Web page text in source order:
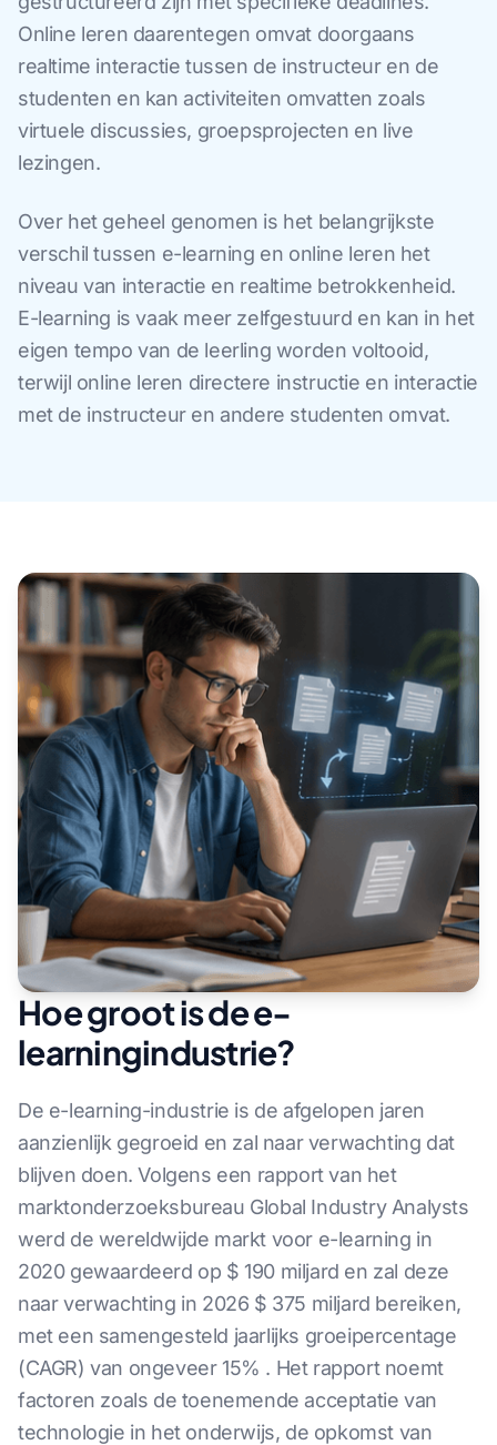
Online leren daarentegen omvat doorgaans
realtime interactie tussen de instructeur en de
studenten en kan activiteiten omvatten zoals
virtuele discussies, groepsprojecten en live
lezingen.
Over het geheel genomen is het belangrijkste
verschil tussen e-learning en online leren het
niveau van interactie en realtime betrokkenheid.
E-learning is vaak meer zelfgestuurd en kan in het
eigen tempo van de leerling worden voltooid,
terwijl online leren directere instructie en interactie
met de instructeur en andere studenten omvat.
Hoe groot is de e-
learningindustrie?
De e-learning-industrie is de afgelopen jaren
aanzienlijk gegroeid en zal naar verwachting dat
blijven doen. Volgens een rapport van het
marktonderzoeksbureau Global Industry Analysts
werd de wereldwijde markt voor e-learning in
2020 gewaardeerd op $ 190 miljard en zal deze
naar verwachting in 2026 $ 375 miljard bereiken,
met een samengesteld jaarlijks groeipercentage
(CAGR) van ongeveer 15% . Het rapport noemt
factoren zoals de toenemende acceptatie van
technologie in het onderwijs, de opkomst van